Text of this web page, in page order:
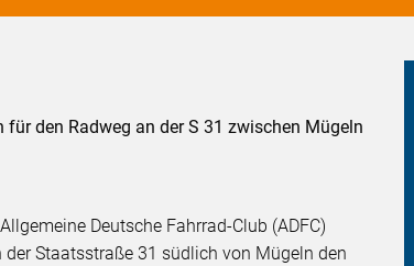
den Radweg an der S 31 zwischen Mügeln
Deutsche Fahrrad-Club (ADFC)
Staatsstraße 31 südlich von Mügeln den